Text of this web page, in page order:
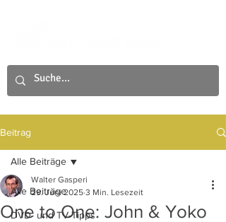
Beitrag
Alle Beiträge
DVD- und TV-Tipps
Alle Beiträge
One to One: John & Yoko
Walter Gasperi
29. Juni 2025 3 Min. Lesezeit